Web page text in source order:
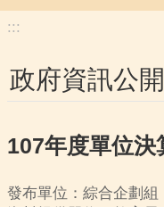
:::
政府資訊公開
107年度單位決
發布單位：綜合企劃組